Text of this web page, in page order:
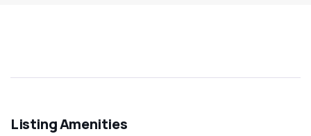
Listing Amenities